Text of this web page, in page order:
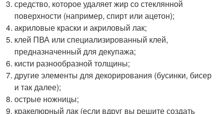
средство, которое удаляет жир со стеклянной
поверхности (например, спирт или ацетон);
акриловые краски и акриловый лак;
клей ПВА или специализированный клей,
предназначенный для декупажа;
кисти разнообразной толщины;
другие элементы для декорирования (бусинки, бисер
и так далее);
острые ножницы;
кракелюрный лак (если вдруг вы решите создать